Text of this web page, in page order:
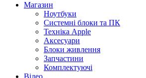
Магазин
Ноутбуки
Системні блоки та ПК
Техніка Apple
Аксесуари
Блоки живлення
Запчастини
Комплектуючі
Відео